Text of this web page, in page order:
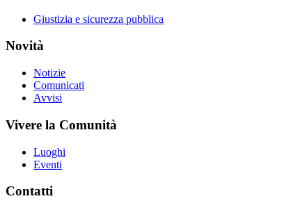
Giustizia e sicurezza pubblica
Novità
Notizie
Comunicati
Avvisi
Vivere la Comunità
Luoghi
Eventi
Contatti